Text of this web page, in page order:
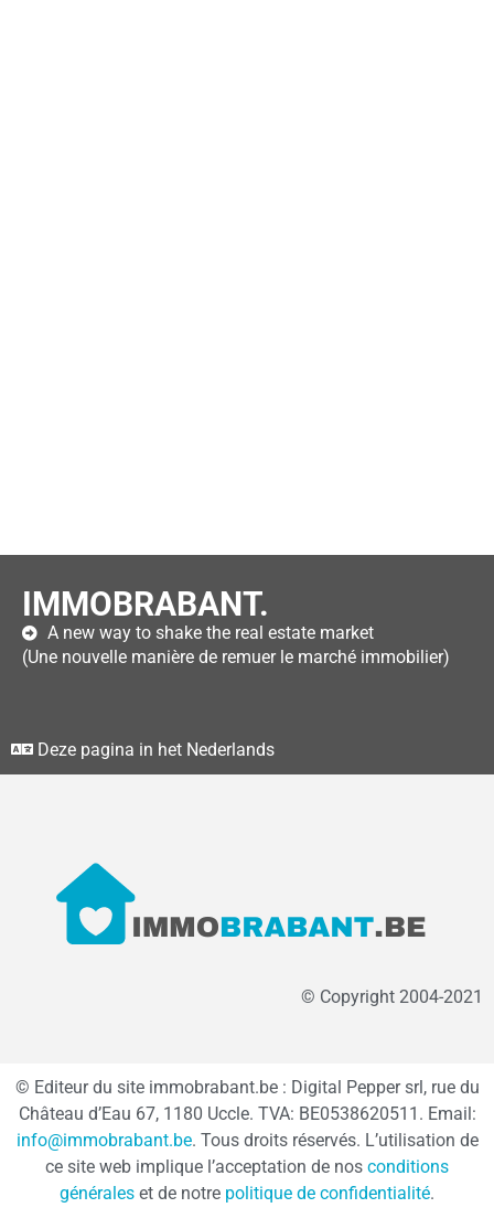
IMMOBRABANT.
A new way to shake the real estate market
(Une nouvelle manière de remuer le marché immobilier)
Deze pagina in het Nederlands
© Copyright 2004-2021
© Editeur du site immobrabant.be : Digital Pepper srl, rue du
Château d’Eau 67, 1180 Uccle. TVA: BE0538620511. Email:
info@immobrabant.be. Tous droits réservés. L’utilisation de
ce site web implique l’acceptation de nos conditions
générales et de notre politique de confidentialité.